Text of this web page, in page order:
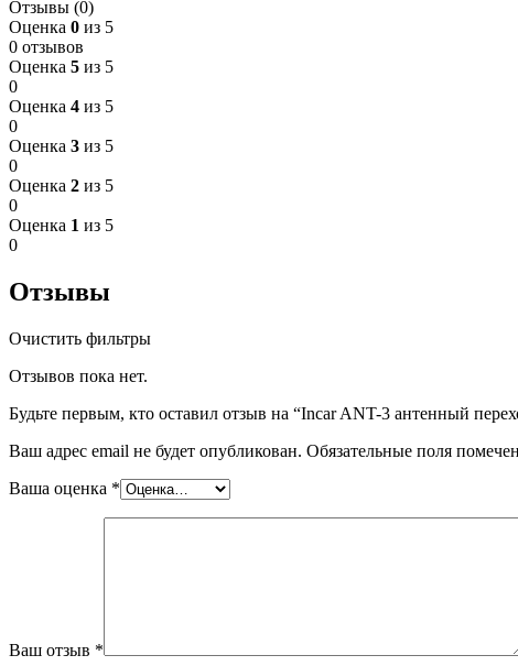
Отзывы (0)
Оценка 0 из 5
0 отзывов
Оценка 5 из 5
0
Оценка 4 из 5
0
Оценка 3 из 5
0
Оценка 2 из 5
0
Оценка 1 из 5
0
Отзывы
Очистить фильтры
Отзывов пока нет.
Будьте первым, кто оставил отзыв на “Incar ANT-3 антенный
Ваш адрес email не будет опубликован. Обязательные поля
Ваша оценка *
Ваш отзыв *